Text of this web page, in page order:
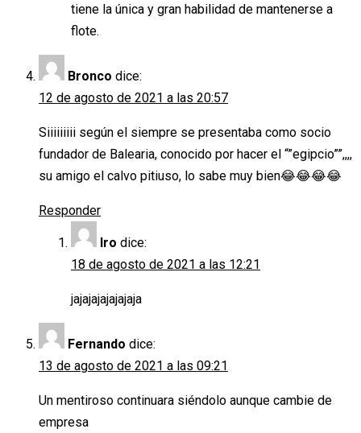
tiene la única y gran habilidad de mantenerse a
flote.
Bronco dice:
12 de agosto de 2021 a las 20:57
Siiiiiiiii según el siempre se presentaba como socio
fundador de Balearia, conocido por hacer el “”egipcio””,,,,
su amigo el calvo pitiuso, lo sabe muy bien😂😂😂😂
Responder
Iro dice:
18 de agosto de 2021 a las 12:21
jajajajajajajaja
Fernando dice:
13 de agosto de 2021 a las 09:21
Un mentiroso continuara siéndolo aunque cambie de
empresa